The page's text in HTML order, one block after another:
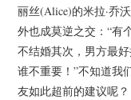
丽丝(Alice)的米拉·乔
外也成莫逆之交：“有
不结婚其次，男方最
谁不重要！”不知道我
友如此超前的建议呢？